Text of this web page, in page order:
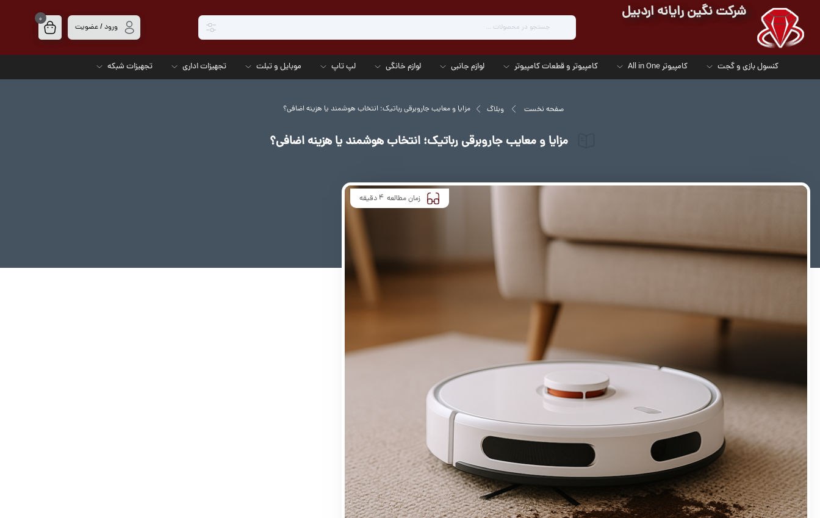
شرکت نگین رایانه اردبیل
ورود / عضویت
0
کنسول بازی و گجت کامپیوتر All in One کامپیوتر و قطعات کامپیوتر لوازم جانبی لوازم خانگی لپ تاپ موبایل و تبلت تجهیزات اداری تجهیزات شبکه
صفحه نخست وبلاگ مزایا و معایب جاروبرقی رباتیک؛ انتخاب هوشمند یا هزینه اضافی؟
مزایا و معایب جاروبرقی رباتیک؛ انتخاب هوشمند یا هزینه اضافی؟
زمان مطالعه 4 دقیقه